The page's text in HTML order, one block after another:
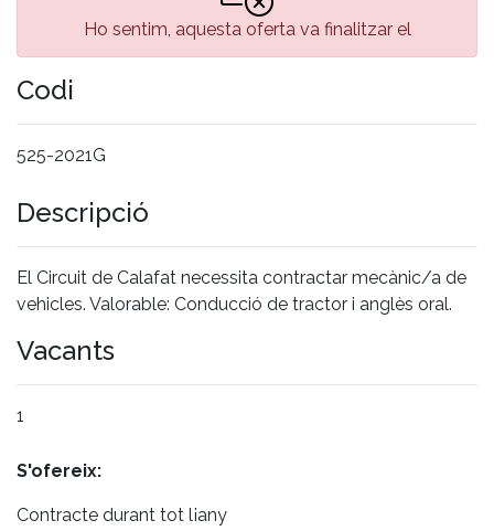
Ho sentim, aquesta oferta va finalitzar el
Codi
525-2021G
Descripció
El Circuit de Calafat necessita contractar mecànic/a de
vehicles. Valorable: Conducció de tractor i anglès oral.
Vacants
1
S'ofereix:
Contracte durant tot l¡any